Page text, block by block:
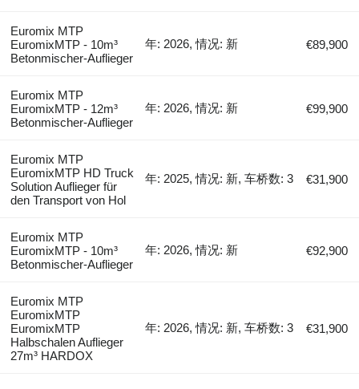
Euromix MTP
EuromixMTP - 10m³
Betonmischer-Auflieger
年: 2026, 情况: 新 €89,900
Euromix MTP
EuromixMTP - 12m³
Betonmischer-Auflieger
年: 2026, 情况: 新 €99,900
Euromix MTP
EuromixMTP HD Truck
Solution Auflieger für
den Transport von Hol
年: 2025, 情况: 新, 车桥数: 3 €31,900
Euromix MTP
EuromixMTP - 10m³
Betonmischer-Auflieger
年: 2026, 情况: 新 €92,900
Euromix MTP
EuromixMTP
EuromixMTP
Halbschalen Auflieger
27m³ HARDOX
年: 2026, 情况: 新, 车桥数: 3 €31,900